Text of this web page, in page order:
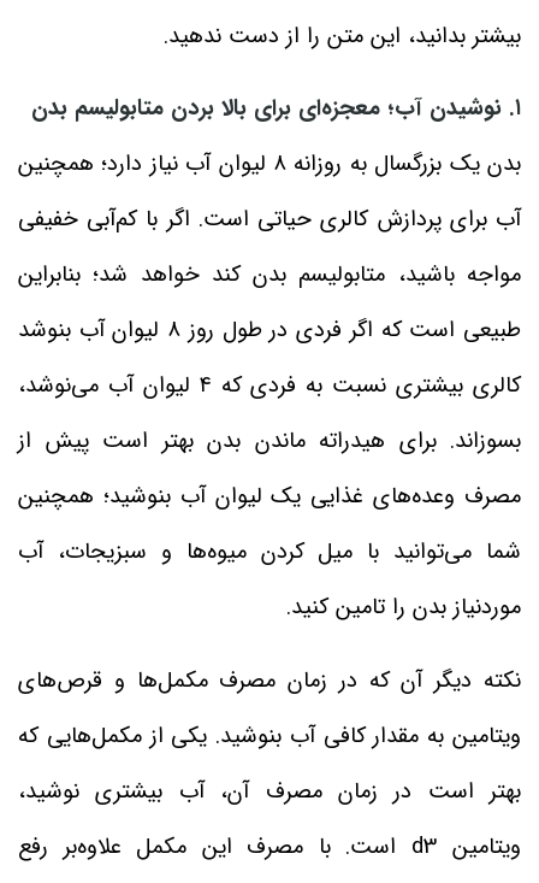
بیشتر بدانید، این متن را از دست ندهید.
۱. نوشیدن آب؛ معجزه‌ای برای بالا بردن متابولیسم بدن
بدن یک بزرگسال به‌ روزانه ۸ لیوان آب نیاز دارد؛ همچنین
آب برای پردازش کالری حیاتی است. اگر با کم‌آبی خفیفی
مواجه باشید، متابولیسم بدن کند خواهد شد؛ بنابراین
طبیعی است که اگر فردی در طول روز ۸ لیوان آب بنوشد
کالری بیشتری نسبت به فردی که ۴ لیوان آب می‌نوشد،
بسوزاند. برای هیدراته ماندن بدن بهتر است پیش از
مصرف وعده‌های غذایی یک لیوان آب بنوشید؛ همچنین
شما می‌توانید با میل کردن میوه‌ها و سبزیجات، آب
موردنیاز بدن را تامین کنید.
نکته دیگر آن که در زمان مصرف مکمل‌ها و قرص‌های
ویتامین به مقدار کافی آب بنوشید. یکی از مکمل‌هایی که
بهتر است در زمان مصرف آن، آب بیشتری نوشید،
ویتامین d3 است. با مصرف این مکمل علاوه‌بر رفع